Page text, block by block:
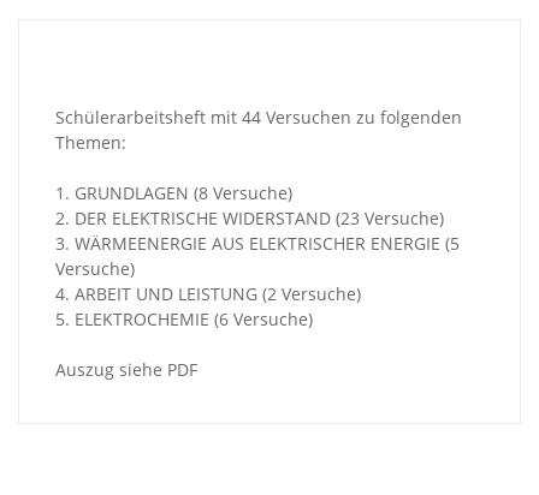
Schülerarbeitsheft mit 44 Versuchen zu folgenden
Themen:
1. GRUNDLAGEN (8 Versuche)
2. DER ELEKTRISCHE WIDERSTAND (23 Versuche)
3. WÄRMEENERGIE AUS ELEKTRISCHER ENERGIE (5
Versuche)
4. ARBEIT UND LEISTUNG (2 Versuche)
5. ELEKTROCHEMIE (6 Versuche)
Auszug siehe PDF